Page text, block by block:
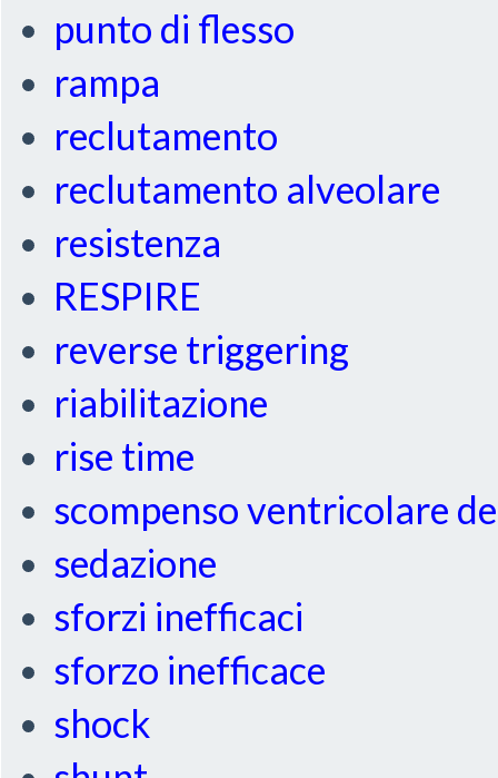
punto di flesso
rampa
reclutamento
reclutamento alveolare
resistenza
RESPIRE
reverse triggering
riabilitazione
rise time
scompenso ventricolare
sedazione
sforzi inefficaci
sforzo inefficace
shock